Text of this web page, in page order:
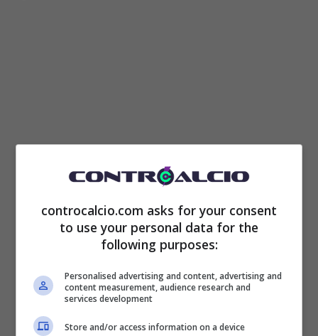
Paolo Maldini vuole tornare in Serie A da
L’ex stella del calcio italiano ha
in mente di fare un investimento importante
ma per accelerare il processo di acquisizione
è in contatto con una cordata di sceicchi,
controcalcio.com asks for your consent
to use your personal data for the
following purposes:
Personalised advertising and content, advertising and
content measurement, audience research and
services development
Store and/or access information on a device